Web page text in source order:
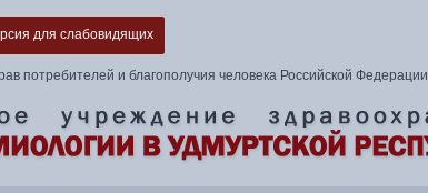
для слабовидящих
потребителей и благополучия человека Российской Федерации